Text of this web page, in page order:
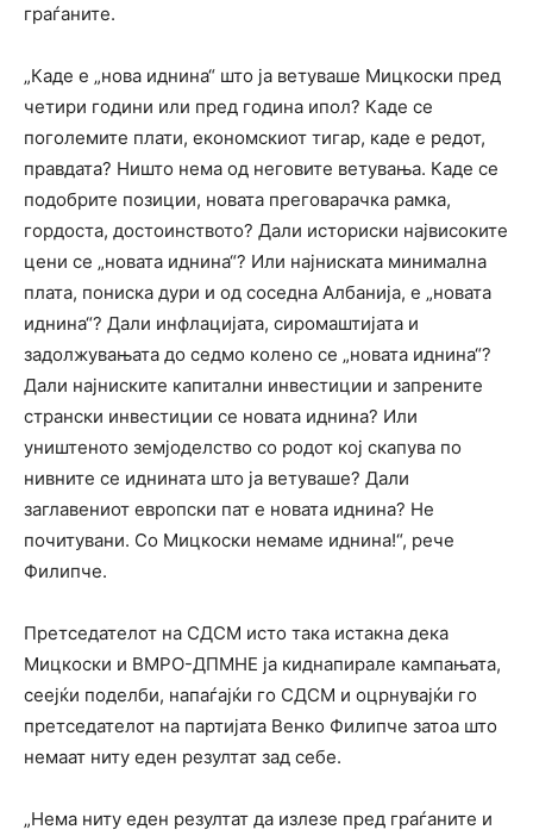
граѓаните.
„Каде е „нова иднина“ што ја ветуваше Мицкоски пред
четири години или пред година ипол? Каде се
поголемите плати, економскиот тигар, каде е редот,
правдата? Ништо нема од неговите ветувања. Каде се
подобрите позиции, новата преговарачка рамка,
гордоста, достоинството? Дали историски највисоките
цени се „новата иднина“? Или најниската минимална
плата, пониска дури и од соседна Албанија, е „новата
иднина“? Дали инфлацијата, сиромаштијата и
задолжувањата до седмо колено се „новата иднина“?
Дали најниските капитални инвестиции и запрените
странски инвестиции се новата иднина? Или
уништеното земјоделство со родот кој скапува по
нивните се иднината што ја ветуваше? Дали
заглавениот европски пат е новата иднина? Не
почитувани. Со Мицкоски немаме иднина!“, рече
Филипче.
Претседателот на СДСМ исто така истакна дека
Мицкоски и ВМРО-ДПМНЕ ја киднапирале кампањата,
сеејќи поделби, напаѓајќи го СДСМ и оцрнувајќи го
претседателот на партијата Венко Филипче затоа што
немаат ниту еден резултат зад себе.
„Нема ниту еден резултат да излезе пред граѓаните и